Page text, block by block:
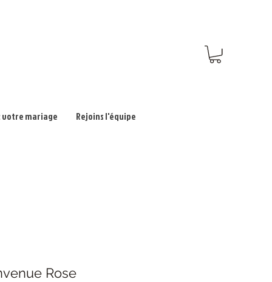
votre mariage Rejoins l'équipe
Rose